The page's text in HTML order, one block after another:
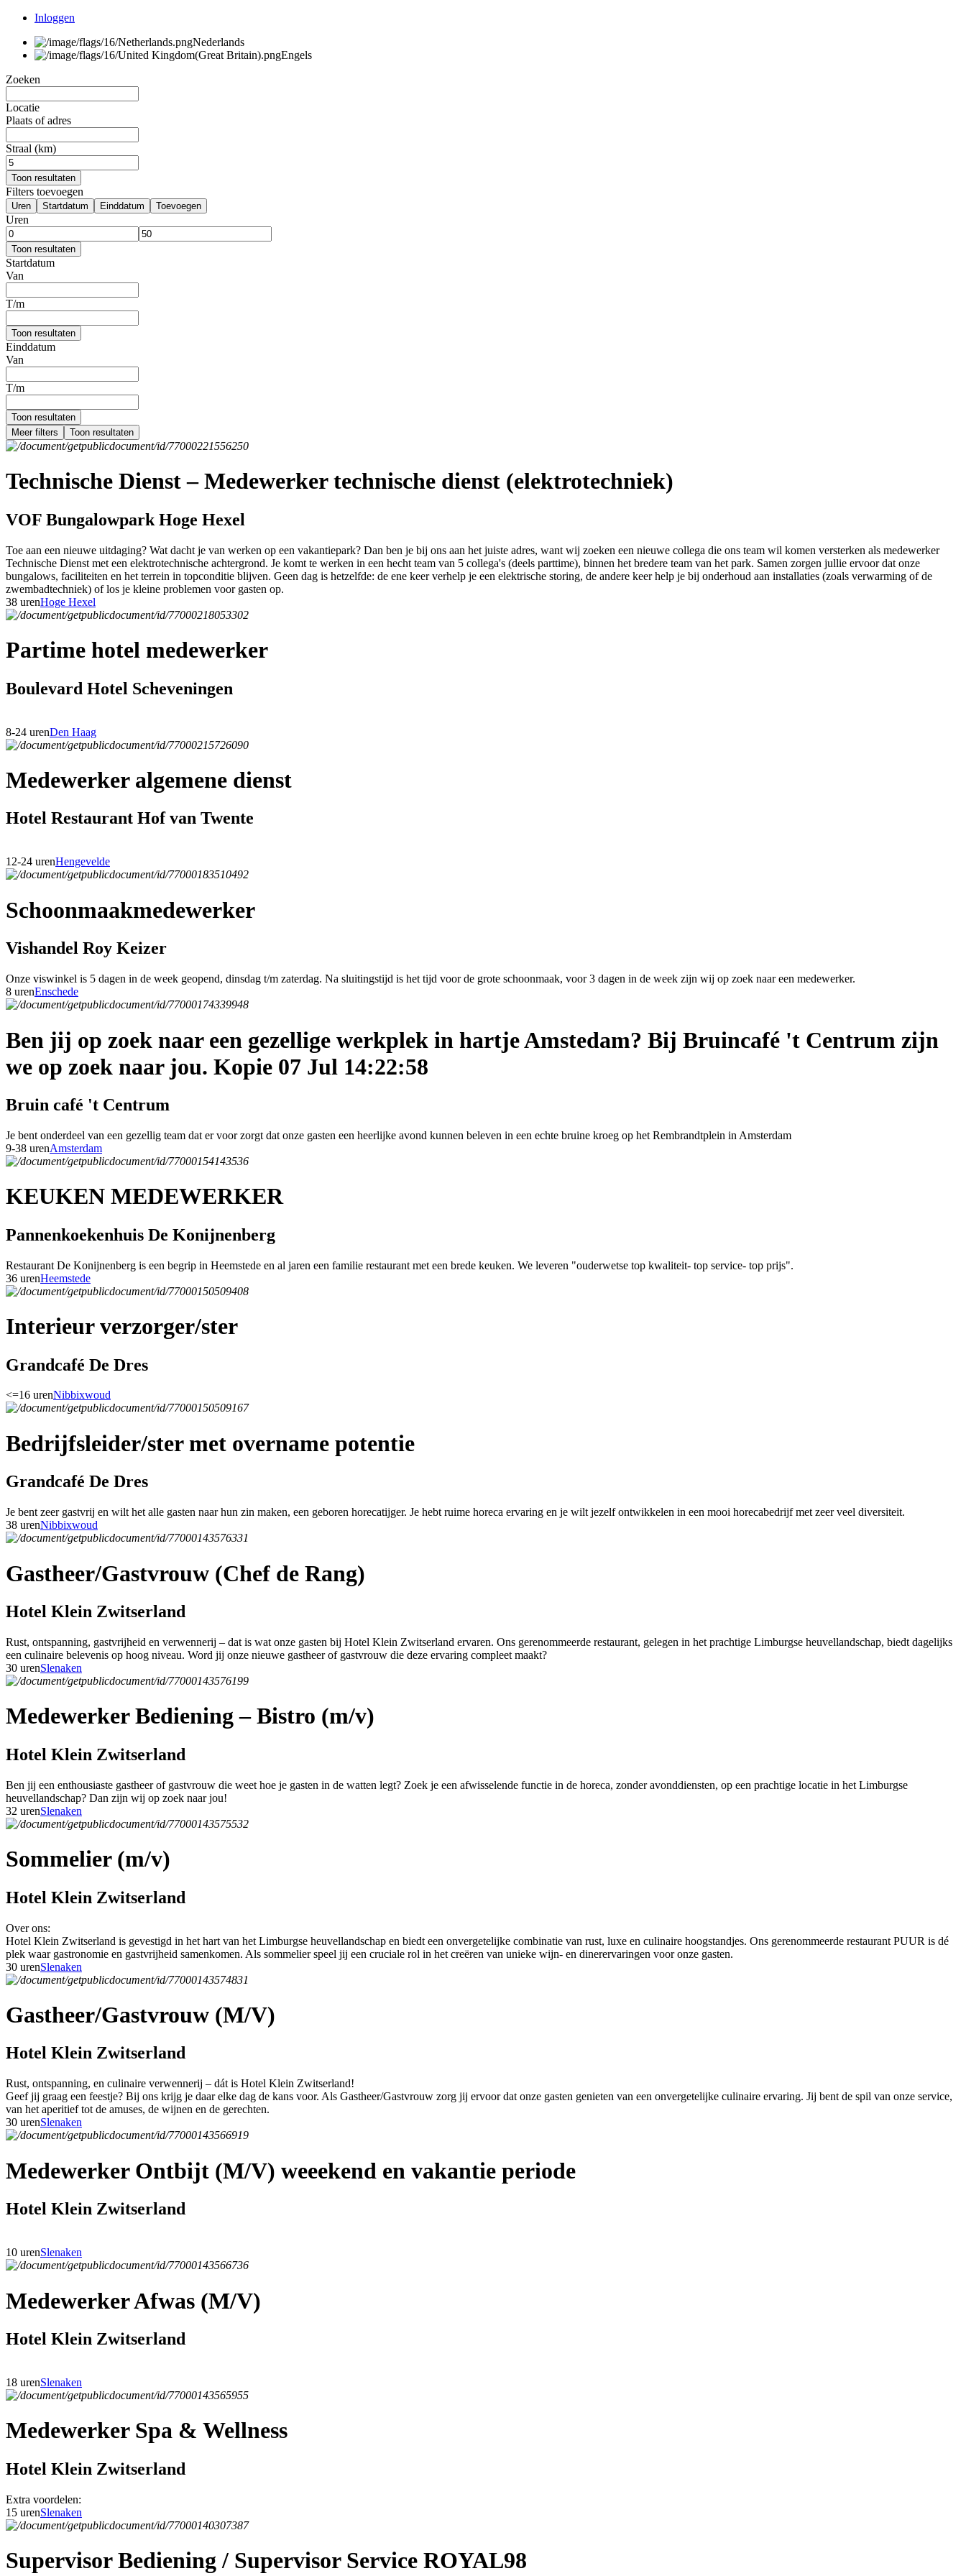
Inloggen
Nederlands
Engels
Zoeken
Locatie
Plaats of adres
Straal (km)
Toon resultaten
Filters toevoegen
Uren Startdatum Einddatum Toevoegen
Uren
Toon resultaten
Startdatum
Van
T/m
Toon resultaten
Einddatum
Van
T/m
Toon resultaten
Meer filters
Toon resultaten
Technische Dienst – Medewerker technische dienst (elektrotechniek)
VOF Bungalowpark Hoge Hexel
Toe aan een nieuwe uitdaging? Wat dacht je van werken op een vakantiepark? Dan ben je bij ons aan het juiste adres, want wij zoeken een nieuwe collega die ons team wil komen versterken als medewerker
Technische Dienst met een elektrotechnische achtergrond. Je komt te werken in een hecht team van 5 collega's (deels parttime), binnen het bredere team van het park. Samen zorgen jullie ervoor dat onze
bungalows, faciliteiten en het terrein in topconditie blijven. Geen dag is hetzelfde: de ene keer verhelp je een elektrische storing, de andere keer help je bij onderhoud aan installaties (zoals verwarming of de
zwembadtechniek) of los je kleine problemen voor gasten op.
38 urenHoge Hexel
Partime hotel medewerker
Boulevard Hotel Scheveningen
8-24 urenDen Haag
Medewerker algemene dienst
Hotel Restaurant Hof van Twente
12-24 urenHengevelde
Schoonmaakmedewerker
Vishandel Roy Keizer
Onze viswinkel is 5 dagen in de week geopend, dinsdag t/m zaterdag. Na sluitingstijd is het tijd voor de grote schoonmaak, voor 3 dagen in de week zijn wij op zoek naar een medewerker.
8 urenEnschede
Ben jij op zoek naar een gezellige werkplek in hartje Amstedam? Bij Bruincafé 't Centrum zijn
we op zoek naar jou. Kopie 07 Jul 14:22:58
Bruin café 't Centrum
Je bent onderdeel van een gezellig team dat er voor zorgt dat onze gasten een heerlijke avond kunnen beleven in een echte bruine kroeg op het Rembrandtplein in Amsterdam
9-38 urenAmsterdam
KEUKEN MEDEWERKER
Pannenkoekenhuis De Konijnenberg
Restaurant De Konijnenberg is een begrip in Heemstede en al jaren een familie restaurant met een brede keuken. We leveren "ouderwetse top kwaliteit- top service- top prijs".
36 urenHeemstede
Interieur verzorger/ster
Grandcafé De Dres
<=16 urenNibbixwoud
Bedrijfsleider/ster met overname potentie
Grandcafé De Dres
Je bent zeer gastvrij en wilt het alle gasten naar hun zin maken, een geboren horecatijger. Je hebt ruime horeca ervaring en je wilt jezelf ontwikkelen in een mooi horecabedrijf met zeer veel diversiteit.
38 urenNibbixwoud
Gastheer/Gastvrouw (Chef de Rang)
Hotel Klein Zwitserland
Rust, ontspanning, gastvrijheid en verwennerij – dat is wat onze gasten bij Hotel Klein Zwitserland ervaren. Ons gerenommeerde restaurant, gelegen in het prachtige Limburgse heuvellandschap, biedt dagelijks
een culinaire belevenis op hoog niveau. Word jij onze nieuwe gastheer of gastvrouw die deze ervaring compleet maakt?
30 urenSlenaken
Medewerker Bediening – Bistro (m/v)
Hotel Klein Zwitserland
Ben jij een enthousiaste gastheer of gastvrouw die weet hoe je gasten in de watten legt? Zoek je een afwisselende functie in de horeca, zonder avonddiensten, op een prachtige locatie in het Limburgse
heuvellandschap? Dan zijn wij op zoek naar jou!
32 urenSlenaken
Sommelier (m/v)
Hotel Klein Zwitserland
Over ons:
Hotel Klein Zwitserland is gevestigd in het hart van het Limburgse heuvellandschap en biedt een onvergetelijke combinatie van rust, luxe en culinaire hoogstandjes. Ons gerenommeerde restaurant PUUR is dé
plek waar gastronomie en gastvrijheid samenkomen. Als sommelier speel jij een cruciale rol in het creëren van unieke wijn- en dinerervaringen voor onze gasten.
30 urenSlenaken
Gastheer/Gastvrouw (M/V)
Hotel Klein Zwitserland
Rust, ontspanning, en culinaire verwennerij – dát is Hotel Klein Zwitserland!
Geef jij graag een feestje? Bij ons krijg je daar elke dag de kans voor. Als Gastheer/Gastvrouw zorg jij ervoor dat onze gasten genieten van een onvergetelijke culinaire ervaring. Jij bent de spil van onze service,
van het aperitief tot de amuses, de wijnen en de gerechten.
30 urenSlenaken
Medewerker Ontbijt (M/V) weeekend en vakantie periode
Hotel Klein Zwitserland
10 urenSlenaken
Medewerker Afwas (M/V)
Hotel Klein Zwitserland
18 urenSlenaken
Medewerker Spa & Wellness
Hotel Klein Zwitserland
Extra voordelen:
15 urenSlenaken
Supervisor Bediening / Supervisor Service ROYAL98